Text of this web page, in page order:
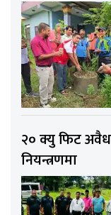
२० क्यु फिट अवैध
नियन्त्रणमा